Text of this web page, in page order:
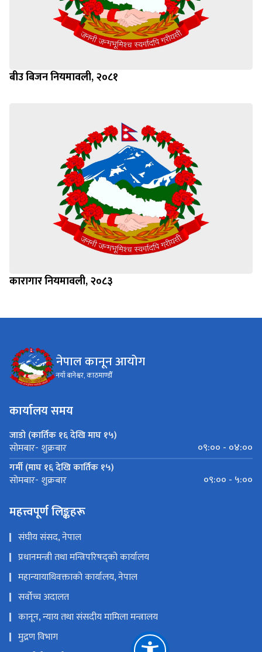
बीउ बिजन नियमावली, २०८१
कारागार नियमावली, २०८३
नेपाल कानून आयोग
नयाँ बानेश्वर, काठमाण्डौँ
कार्यालय समय
जाडो (कार्तिक १६ देखि माघ १५)
सोमबार- शुक्रबार
०९:०० - ०४:००
गर्मी (माघ १६ देखि कार्तिक १५)
सोमबार- शुक्रबार ०९:०० - ५:००
महत्त्वपूर्ण लिङ्कहरू
संघीय संसद, नेपाल
प्रधानमन्त्री तथा मन्त्रिपरिषद्को कार्यालय
महान्यायाधिवक्ताको कार्यालय, नेपाल
सर्वोच्च अदालत
कानून, न्याय तथा संसदीय मामिला मन्त्रालय
मुद्रण विभाग